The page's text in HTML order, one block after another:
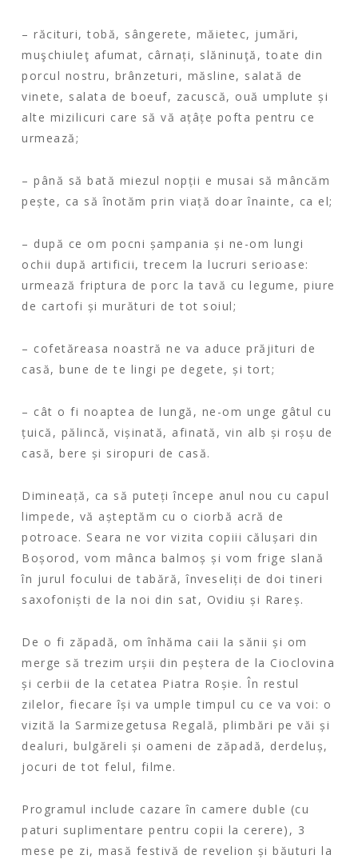
– răcituri, tobă, sângerete, măietec, jumări,
muşchiuleţ afumat, cârnați, slăninuţă, toate din
porcul nostru, brânzeturi, măsline, salată de
vinete, salata de boeuf, zacuscă, ouă umplute și
alte mizilicuri care să vă ațâțe pofta pentru ce
urmează;
– până să bată miezul nopții e musai să mâncăm
pește, ca să înotăm prin viață doar înainte, ca el;
– după ce om pocni șampania și ne-om lungi
ochii după artificii, trecem la lucruri serioase:
urmează friptura de porc la tavă cu legume, piure
de cartofi și murături de tot soiul;
– cofetăreasa noastră ne va aduce prăjituri de
casă, bune de te lingi pe degete, și tort;
– cât o fi noaptea de lungă, ne-om unge gâtul cu
țuică, pălincă, vișinată, afinată, vin alb și roșu de
casă, bere și siropuri de casă.
Dimineață, ca să puteți începe anul nou cu capul
limpede, vă așteptăm cu o ciorbă acră de
potroace. Seara ne vor vizita copiii călușari din
Boșorod, vom mânca balmoș și vom frige slană
în jurul focului de tabără, înveseliți de doi tineri
saxofoniști de la noi din sat, Ovidiu și Rareș.
De o fi zăpadă, om înhăma caii la sănii și om
merge să trezim urșii din peștera de la Cioclovina
și cerbii de la cetatea Piatra Roșie. În restul
zilelor, fiecare își va umple timpul cu ce va voi: o
vizită la Sarmizegetusa Regală, plimbări pe văi și
dealuri, bulgăreli și oameni de zăpadă, derdeluș,
jocuri de tot felul, filme.
Programul include cazare în camere duble (cu
paturi suplimentare pentru copii la cerere), 3
mese pe zi, masă festivă de revelion și băuturi la